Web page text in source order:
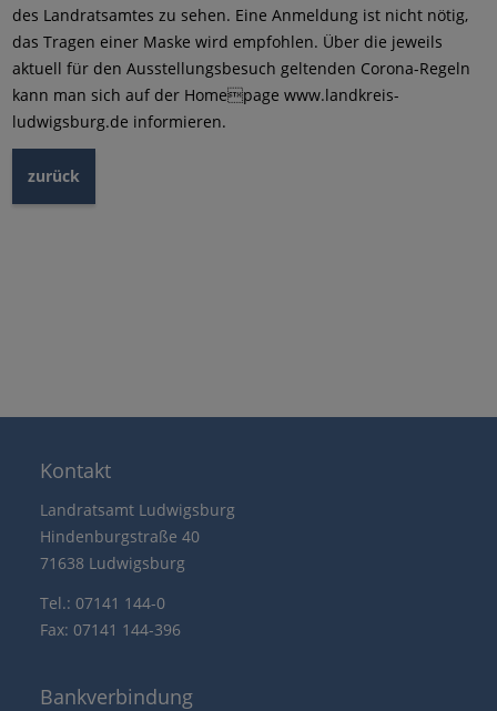
des Landratsamtes zu sehen. Eine Anmeldung ist nicht nötig,
das Tragen einer Maske wird empfohlen. Über die jeweils
aktuell für den Ausstellungsbesuch geltenden Corona-Regeln
kann man sich auf der Homepage www.landkreis-
ludwigsburg.de informieren.
zurück
Kontakt
Landratsamt Ludwigsburg
Hindenburgstraße 40
71638 Ludwigsburg
Tel.: 07141 144-0
Fax: 07141 144-396
Bankverbindung